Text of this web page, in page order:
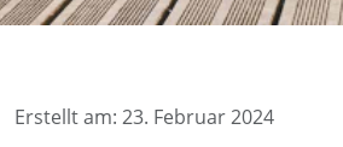
Erstellt am: 23. Februar 2024